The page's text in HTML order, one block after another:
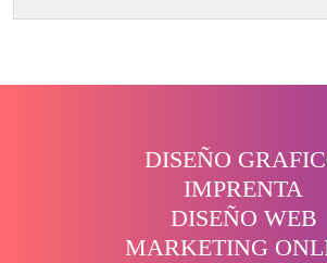
DISEÑO
IMPRENTA
DISEÑO WEB
MARKETING